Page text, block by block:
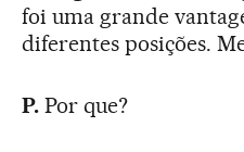
foi uma grande
diferentes posições.
P.Por que?